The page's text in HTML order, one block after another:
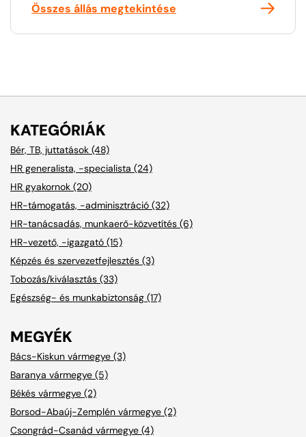
Összes állás megtekintése
KATEGÓRIÁK
Bér, TB, juttatások (48)
HR generalista, -specialista (24)
HR gyakornok (20)
HR-támogatás, -adminisztráció (32)
HR-tanácsadás, munkaerő-közvetítés (6)
HR-vezető, -igazgató (15)
Képzés és szervezetfejlesztés (3)
Tobozás/kiválasztás (33)
Egészség- és munkabiztonság (17)
MEGYÉK
Bács-Kiskun vármegye (3)
Baranya vármegye (5)
Békés vármegye (2)
Borsod-Abaúj-Zemplén vármegye (2)
Csongrád-Csanád vármegye (4)